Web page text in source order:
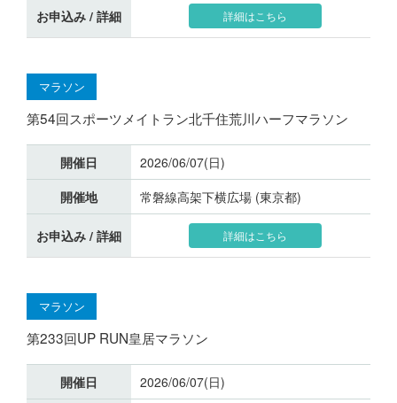
お申込み / 詳細 詳細はこちら
マラソン
第54回スポーツメイトラン北千住荒川ハーフマラソン
開催日
2026/06/07(日)
開催地
常磐線高架下横広場 (東京都)
お申込み / 詳細 詳細はこちら
マラソン
第233回UP RUN皇居マラソン
開催日
2026/06/07(日)